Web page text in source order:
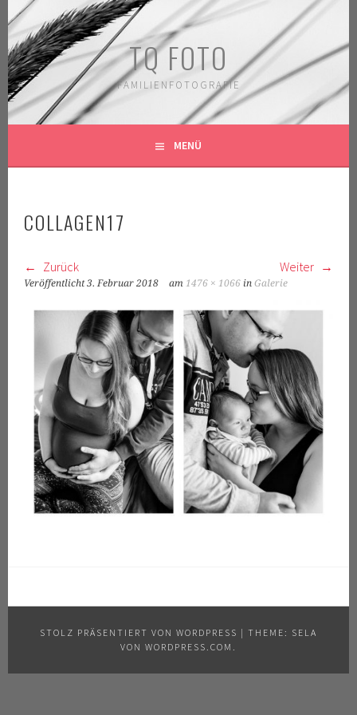
Springe
zum
Inhalt
TQ FOTO
FAMILIENFOTOGRAFIE
MENÜ
COLLAGEN17
Zurück Weiter
Veröffentlicht3. Februar 2018 am 1476 × 1066 inGalerie
STOLZ PRÄSENTIERT VON WORDPRESS | THEME: SELA
VON WORDPRESS.COM